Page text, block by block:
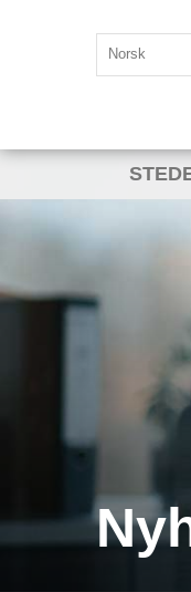
Norsk